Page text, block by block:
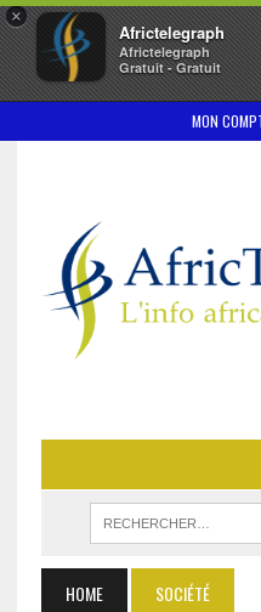
×
Africtelegraph
Africtelegraph
Gratuit - Gratuit
MON
HOME SOCIÉTÉ